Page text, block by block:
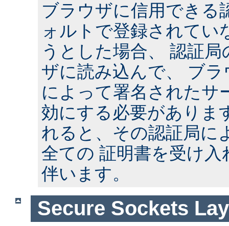
ブラウザに信用できる
ォルトで登録されてい
うとした場合、 認証
ザに読み込んで、 ブ
によって署名されたサ
効にする必要がありま
れると、その認証局に
全ての 証明書を受け
伴います。
Secure Sockets